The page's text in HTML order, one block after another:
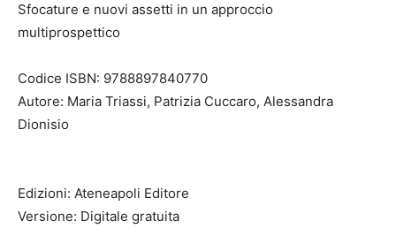
Sfocature e nuovi assetti in un approccio
multiprospettico
Codice ISBN: 9788897840770
Autore: Maria Triassi, Patrizia Cuccaro, Alessandra
Dionisio
Edizioni: Ateneapoli Editore
Versione: Digitale gratuita